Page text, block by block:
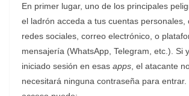
En primer lugar, uno de los principales
el ladrón acceda a tus cuentas personales,
redes sociales, correo electrónico, o
mensajería (WhatsApp, Telegram, etc.). Si
iniciado sesión en esas apps , el atacante
necesitará ninguna contraseña para entrar.